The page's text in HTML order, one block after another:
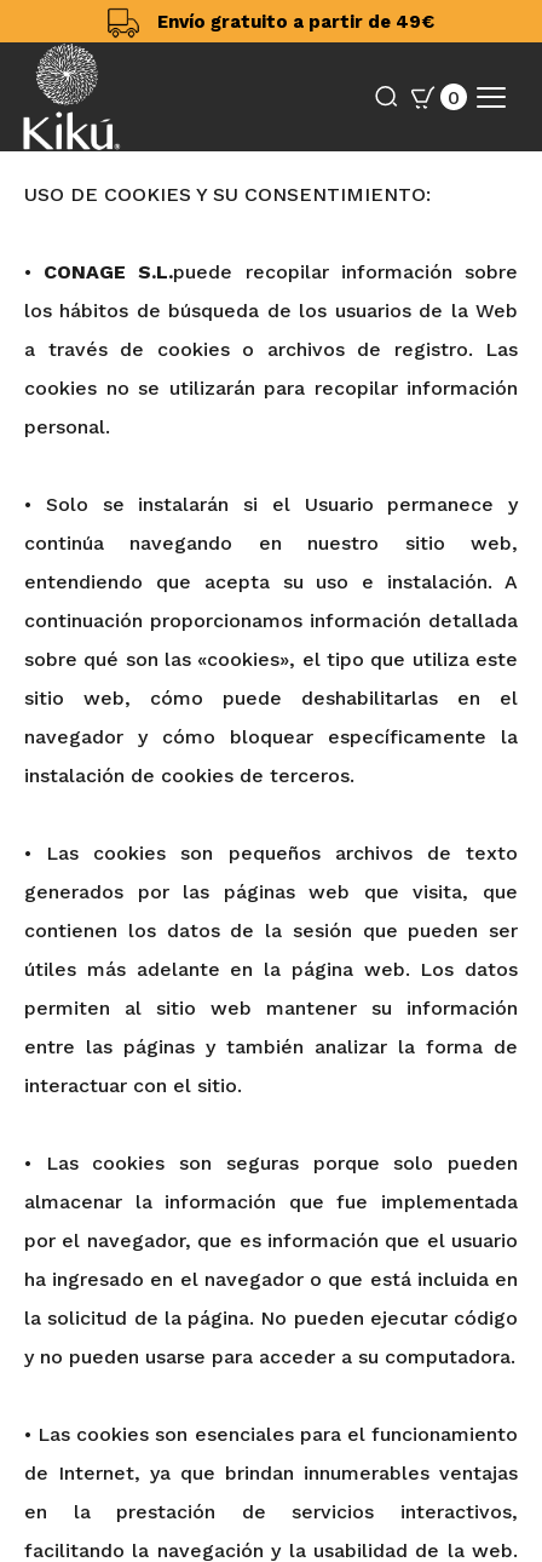
Envío gratuito a partir de 49€
0
USO DE COOKIES Y SU CONSENTIMIENTO:
• CONAGE S.L.puede recopilar información sobre
los hábitos de búsqueda de los usuarios de la Web
a través de cookies o archivos de registro. Las
cookies no se utilizarán para recopilar información
personal.
• Solo se instalarán si el Usuario permanece y
continúa navegando en nuestro sitio web,
entendiendo que acepta su uso e instalación. A
continuación proporcionamos información detallada
sobre qué son las «cookies», el tipo que utiliza este
sitio web, cómo puede deshabilitarlas en el
navegador y cómo bloquear específicamente la
instalación de cookies de terceros.
• Las cookies son pequeños archivos de texto
generados por las páginas web que visita, que
contienen los datos de la sesión que pueden ser
útiles más adelante en la página web. Los datos
permiten al sitio web mantener su información
entre las páginas y también analizar la forma de
interactuar con el sitio.
• Las cookies son seguras porque solo pueden
almacenar la información que fue implementada
por el navegador, que es información que el usuario
ha ingresado en el navegador o que está incluida en
la solicitud de la página. No pueden ejecutar código
y no pueden usarse para acceder a su computadora.
• Las cookies son esenciales para el funcionamiento
de Internet, ya que brindan innumerables ventajas
en la prestación de servicios interactivos,
facilitando la navegación y la usabilidad de la web.